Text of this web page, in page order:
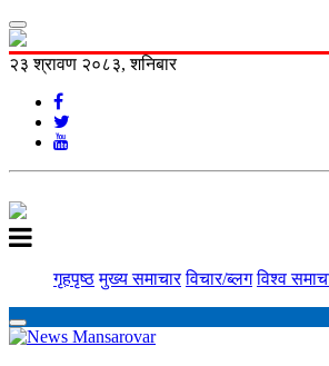
२३ श्रावण २०८३, शनिबार
गृहपृष्ठ मुख्य समाचार विचार/ब्लग विश्व